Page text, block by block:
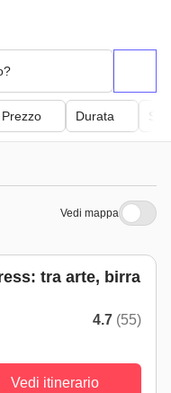
Prezzo Durata
Vedi mappa
tra arte, birra
4.7 (55)
Vedi itinerario